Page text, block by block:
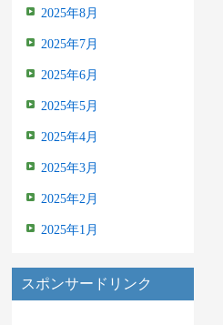
2025年8月
2025年7月
2025年6月
2025年5月
2025年4月
2025年3月
2025年2月
2025年1月
スポンサードリンク